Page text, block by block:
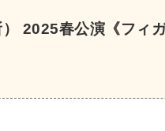
2025春公演《フィガ